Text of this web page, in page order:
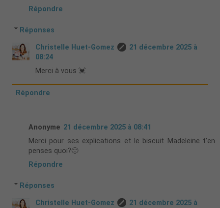
Répondre
Réponses
Christelle Huet-Gomez
21 décembre 2025 à
08:24
Merci à vous 💓
Répondre
Anonyme 21 décembre 2025 à 08:41
Merci pour ses explications et le biscuit Madeleine t’en
penses quoi?🙂
Répondre
Réponses
Christelle Huet-Gomez
21 décembre 2025 à